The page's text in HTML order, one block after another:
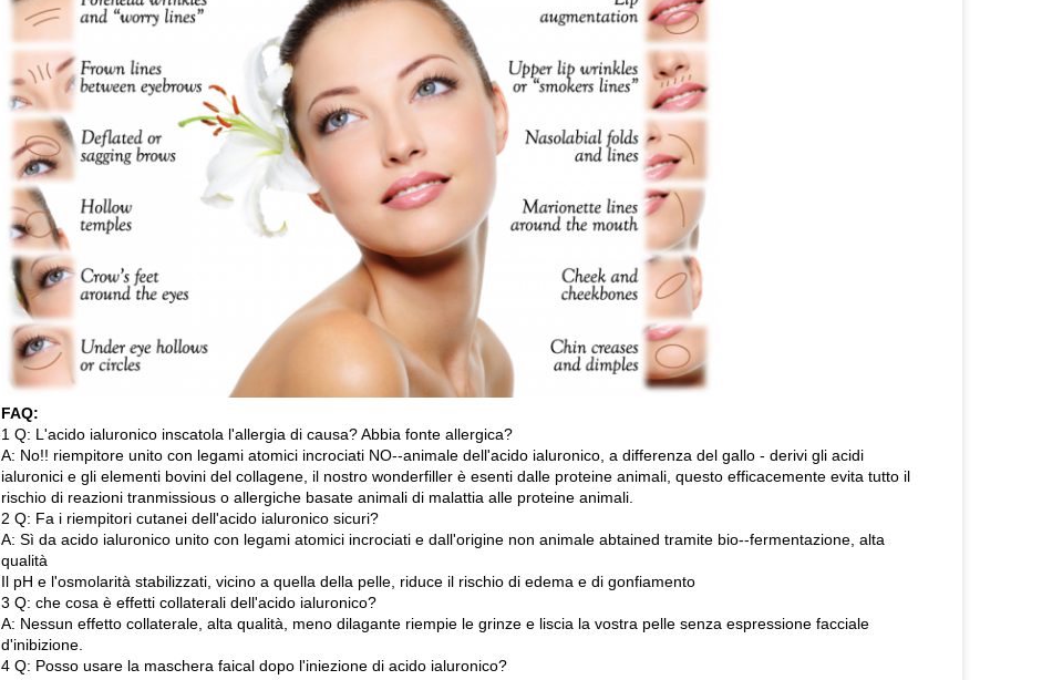
FAQ:
1 Q: L'acido ialuronico inscatola l'allergia di causa? Abbia fonte allergica?
A: No!! riempitore unito con legami atomici incrociati NO--animale dell'acido ialuronico, a differenza del gallo - derivi gli acidi
ialuronici e gli elementi bovini del collagene, il nostro wonderfiller è esenti dalle proteine animali, questo efficacemente evita tutto il
rischio di reazioni tranmissious o allergiche basate animali di malattia alle proteine animali.
2 Q: Fa i riempitori cutanei dell'acido ialuronico sicuri?
A: Sì da acido ialuronico unito con legami atomici incrociati e dall'origine non animale abtained tramite bio--fermentazione, alta
qualità
Il pH e l'osmolarità stabilizzati, vicino a quella della pelle, riduce il rischio di edema e di gonfiamento
3 Q: che cosa è effetti collaterali dell'acido ialuronico?
A: Nessun effetto collaterale, alta qualità, meno dilagante riempie le grinze e liscia la vostra pelle senza espressione facciale
d'inibizione.
4 Q: Posso usare la maschera faical dopo l'iniezione di acido ialuronico?